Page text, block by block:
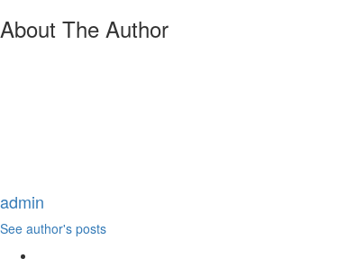
About The Author
admin
See author's posts